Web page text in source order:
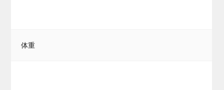
体重